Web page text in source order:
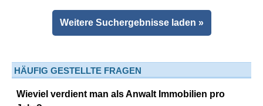
Weitere Suchergebnisse laden »
HÄUFIG GESTELLTE FRAGEN
Wieviel verdient man als Anwalt Immobilien pro